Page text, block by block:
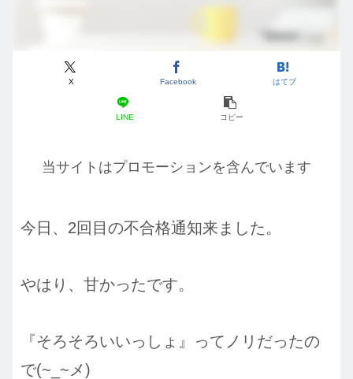
X Facebook はてブ
LINE コピー
当サイトはプロモーションを含んでいます
今日、2回目の不合格通知来ました。
やはり、甘かったです。
『そろそろいいっしょ』ってノリだったの
で(~_~メ)